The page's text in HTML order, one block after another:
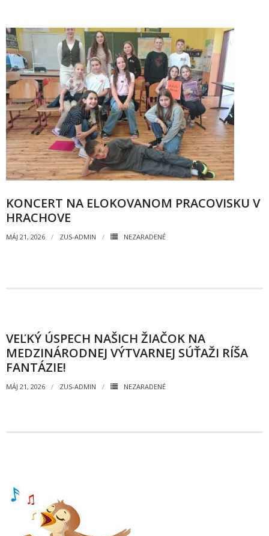
- - ZMLUVY 2021
- - ZMLUVY 2020
- Objednávky
- - OBJEDNÁVKY 2026
- - OBJEDNÁVKY 2025
- - OBJEDNÁVKY 2024
- - OBJEDNÁVKY 2023
- - FAKTÚRY 2025
GDPR
- INFORMÁCIE / spracúvanie osobných údajov
KONCERT NA ELOKOVANOM PRACOVISKU V
HRACHOVE
MÁJ 21, 2026 ZUS-ADMIN NEZARADENÉ
VEĽKÝ ÚSPECH NAŠICH ŽIAČOK NA
MEDZINÁRODNEJ VÝTVARNEJ SÚŤAŽI RÍŠA
FANTÁZIE!
MÁJ 21, 2026 ZUS-ADMIN NEZARADENÉ